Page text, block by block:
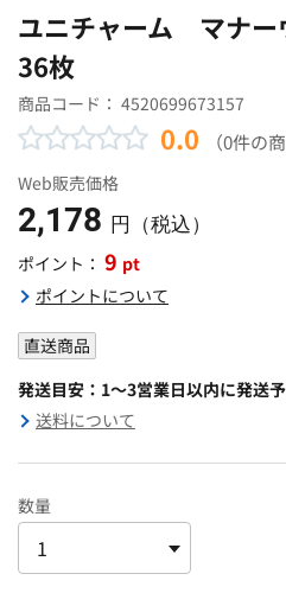
ユニチャーム マナ
36枚
商品コード： 4520699673157
0.0 （0件の
Web販売価格
2,178 円（税込）
ポイント： 9 pt
ポイントについて
直送商品
発送目安：1～3営業日以内に発送
送料について
数量